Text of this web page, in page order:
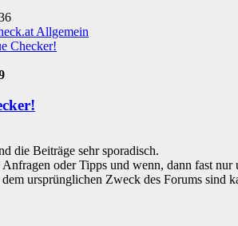
Allgemein
Checker!
die Beiträge sehr sporadisch.
Anfragen oder Tipps und wenn, dann fast
dem ursprünglichen Zweck des Forums sind